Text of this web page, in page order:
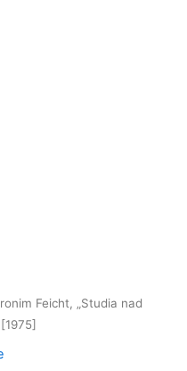
Feicht, „Studia nad